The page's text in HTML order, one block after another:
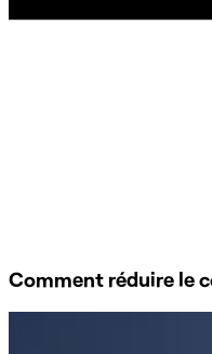
Comment réduire le